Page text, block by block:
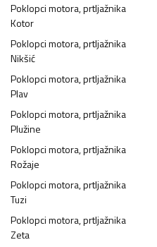
Poklopci motora, prtljažnika
Kotor
Poklopci motora, prtljažnika
Nikšić
Poklopci motora, prtljažnika
Plav
Poklopci motora, prtljažnika
Plužine
Poklopci motora, prtljažnika
Rožaje
Poklopci motora, prtljažnika
Tuzi
Poklopci motora, prtljažnika
Zeta